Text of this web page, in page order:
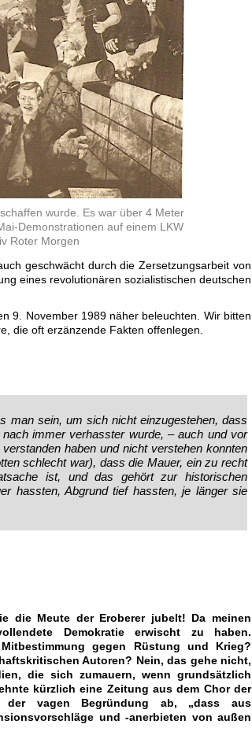
wurde. Es war über 4 Meter
Demonstrationen auf einem LKW
Roter Morgen
geschwächt durch die Zersetzungsarbeit von
eines revolutionären sozialistischen deutschen
9. November 1989 näher beleuchten. Wir bitten
die oft erzänzende Fakten offenlegen.
man sein, um sich nicht einzugestehen, dass
immer verhasster wurde, – auch und vor
haben und nicht verstehen konnten
schlecht war), dass die Mauer, ein zu recht
ist, und das gehört zur historischen
hassten, Abgrund tief hassten, je länger sie
die Meute der Eroberer jubelt! Da meinen
Demokratie erwischt zu haben.
gegen Rüstung und Krieg?
Autoren? Nein, das gehe nicht,
die sich zumauern, wenn grundsätzlich
kürzlich eine Zeitung aus dem Chor der
der vagen Begründung ab, „dass aus
und -anerbieten von außen